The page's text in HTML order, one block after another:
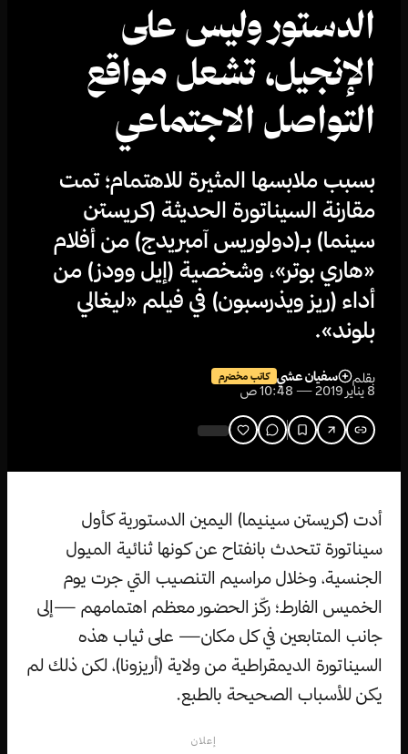
الدستور وليس على
الإنجيل، تشعل مواقع
التواصل الاجتماعي
بسبب ملابسها المثيرة للاهتمام؛ تمت
مقارنة السيناتورة الحديثة (كريستن
سينما) بـ(دولوريس آمبريدج) من أفلام
«هاري بوتر»، وشخصية (إيل وودز) من
أداء (ريز ويذرسبون) في فيلم «ليغالي
بلوند».
بقلم سفيان عشي كاتب مخضرم
8 يناير 2019 — 10:48 ص
أدت (كريستن سينيما) اليمين الدستورية كأول
سيناتورة تتحدث بانفتاح عن كونها ثنائية الميول
الجنسية، وخلال مراسيم التنصيب التي جرت يوم
الخميس الفارط؛ ركّز الحضور معظم اهتمامهم —إلى
جانب المتابعين في كل مكان— على ثياب هذه
السيناتورة الديمقراطية من ولاية (أريزونا)، لكن ذلك لم
يكن للأسباب الصحيحة بالطبع.
إعلان